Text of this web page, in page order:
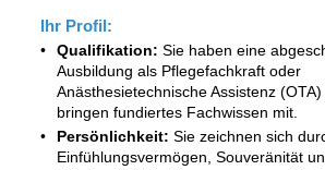
Ihr Profil:
Qualifikation: Sie haben eine
Ausbildung als Pflegefachkraft oder
Anästhesietechnische Assistenz
bringen fundiertes Fachwissen mit.
Persönlichkeit: Sie zeichnen sich
Einfühlungsvermögen, Souveränität